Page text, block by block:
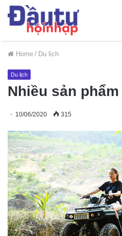
Home / Du lịch
Du lịch
Nhiều sản
10/06/2020 315